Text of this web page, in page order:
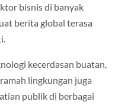
bisnis di banyak
berita global terasa
kecerdasan buatan,
lingkungan juga
publik di berbagai